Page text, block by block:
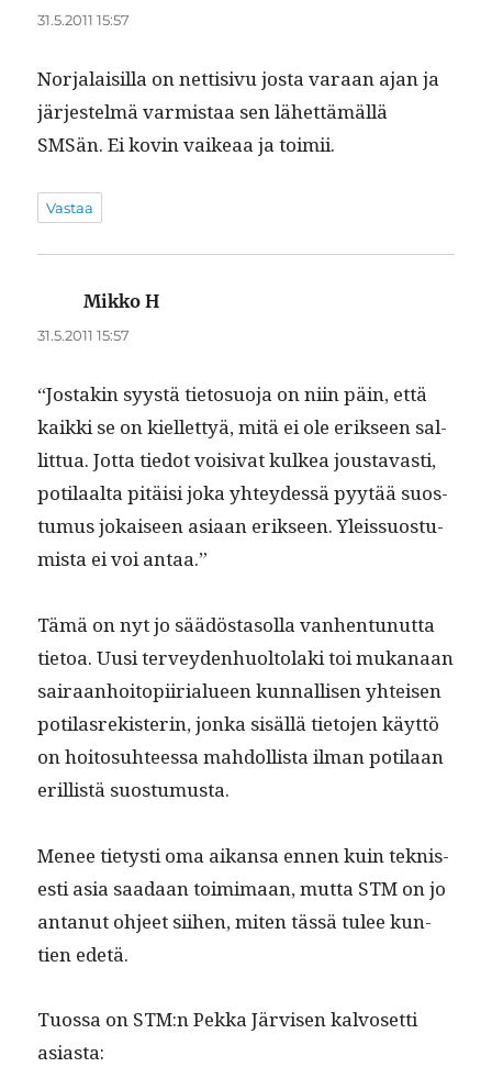
31.5.2011 15:57
Nor­jalaisil­la on net­ti­sivu jos­ta varaan ajan ja
jär­jestelmä varmis­taa sen lähet­tämäl­lä
SMSän. Ei kovin vaikeaa ja toimii.
Vastaa
Mikko H
31.5.2011 15:57
“Jostakin syys­tä tieto­suo­ja on niin päin, että
kaik­ki se on kiel­let­tyä, mitä ei ole erik­seen sal­
lit­tua. Jot­ta tiedot voisi­vat kulkea jous­tavasti,
poti­laal­ta pitäisi joka yhtey­dessä pyytää suos­
tu­mus jokaiseen asi­aan erik­seen. Yleis­su­os­tu­
mista ei voi antaa.”
Tämä on nyt jo säädös­ta­sol­la van­hen­tunut­ta
tietoa. Uusi ter­vey­den­huolto­la­ki toi mukanaan
sairaan­hoitopi­iri­alueen kun­nal­lisen yhteisen
poti­las­rek­isterin, jon­ka sisäl­lä tieto­jen käyt­tö
on hoito­suh­teessa mah­dol­lista ilman poti­laan
eril­listä suostumusta.
Menee tietysti oma aikansa ennen kuin teknis­
es­ti asia saadaan toim­i­maan, mut­ta STM on jo
antanut ohjeet siihen, miten tässä tulee kun­
tien edetä.
Tuos­sa on STM:n Pekka Järvisen kalvoset­ti
asiasta: